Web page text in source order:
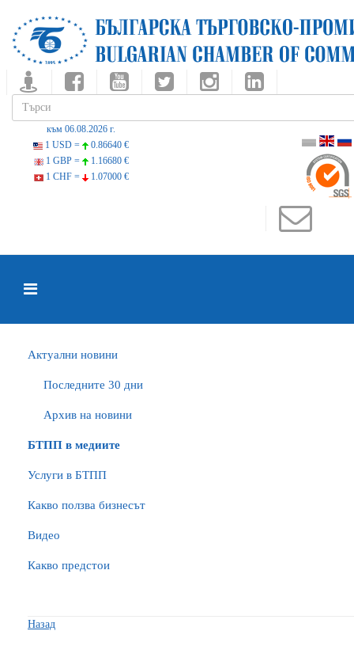
към 06.08.2026 г.
1 USD =
0.86640 €
1 GBP =
1.16680 €
1 CHF =
1.07000 €
Актуални новини
Последните 30 дни
Архив на новини
БTПП в медиите
Услуги в БТПП
Какво ползва бизнесът
Видео
Какво предстои
Назад